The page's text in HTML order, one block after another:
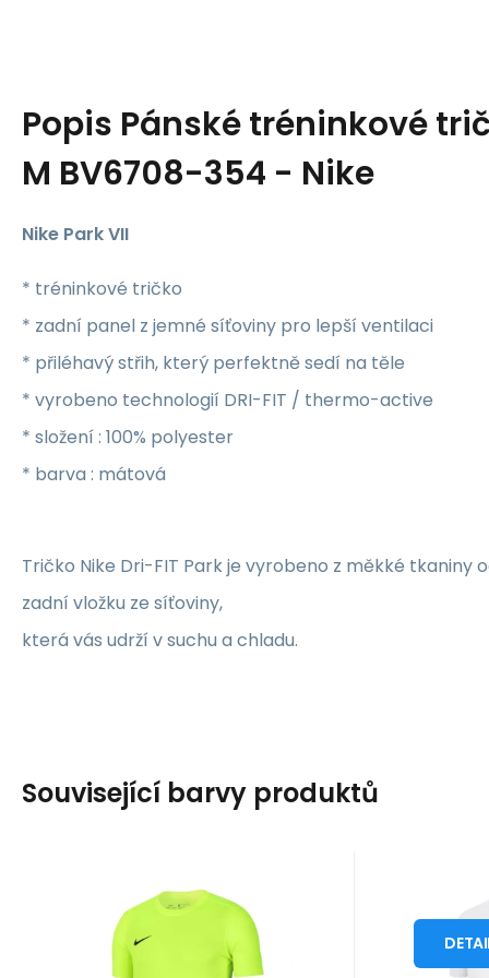
Popis Pánské tréninkové
M BV6708-354 - Nike
Nike Park VII
* tréninkové tričko
* zadní panel z jemné síťoviny pro lepší ventilaci
* přiléhavý střih, který perfektně sedí na těle
* vyrobeno technologií DRI-FIT / thermo-active
* složení : 100% polyester
* barva : mátová
Tričko Nike Dri-FIT Park je vyrobeno z měkké tkaniny
zadní vložku ze síťoviny,
která vás udrží v suchu a chladu.
Související barvy produktů
Pánské tréninkové
tričko Dry Park VII
JSY SS M BV6708 702
Kód: i476_549394
Kód dod.:BV6708702
10 - 14 dnů
Nike Dry Park VII JSY SS
Pánské